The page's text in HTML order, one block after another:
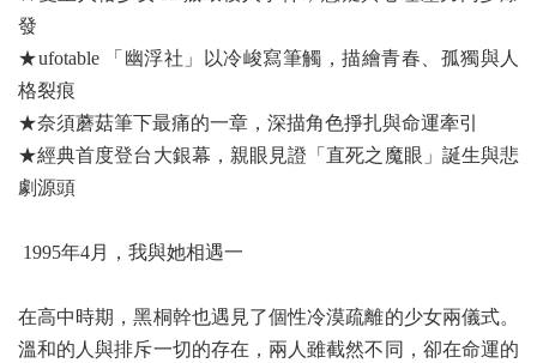
發
★ufotable 「幽浮社」以冷峻寫筆觸，描繪青春、孤獨與人
格裂痕
★奈須蘑菇筆下最痛的一章，深描角色掙扎與命運牽引
★經典首度登台大銀幕，親眼見證「直死之魔眼」誕生與悲
劇源頭
1995年4月，我與她相遇一
在高中時期，黑桐幹也遇見了個性冷漠疏離的少女兩儀式。
溫和的人與排斥一切的存在，兩人雖截然不同，卻在命運的